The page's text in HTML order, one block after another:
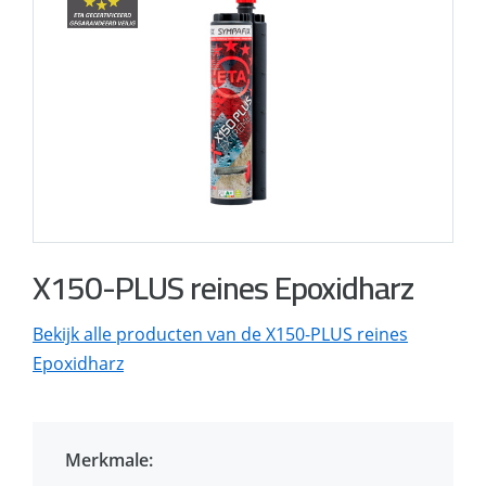
X150-PLUS reines Epoxidharz
Bekijk alle producten van de X150-PLUS reines
Epoxidharz
Merkmale: